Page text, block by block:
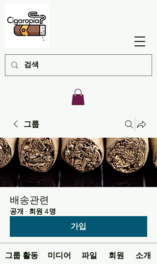
그룹
배송관련
공개 · 회원 4명
가입
그룹 활동 미디어 파일 회원 소개